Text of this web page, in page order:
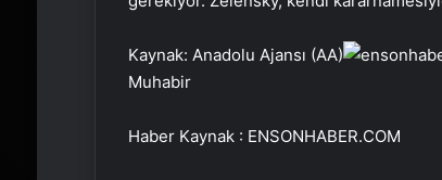
Kaynak: Anadolu Ajansı (AA)
Muhabir
Haber Kaynak : ENSONHABER.COM